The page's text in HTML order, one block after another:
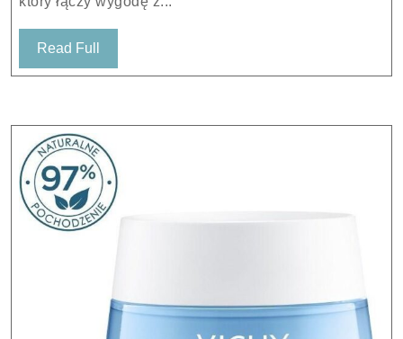
Read Full
Full